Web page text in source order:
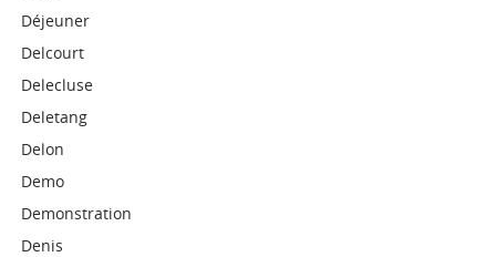
Déjeuner
Delcourt
Delecluse
Deletang
Delon
Demo
Demonstration
Denis